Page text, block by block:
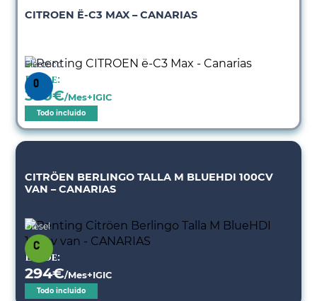
CITROEN Ë-C3 MAX – CANARIAS
Eléctrico
Desde:
390€/Mes+IGIC
Todo incluido
CITRÖEN BERLINGO TALLA M BLUEHDI 100CV
VAN – CANARIAS
Diésel
Desde:
294€/Mes+IGIC
Todo incluido